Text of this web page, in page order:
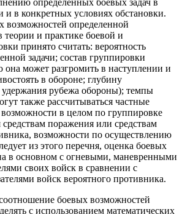
определенных боевых задач в
и в конкретных условиях обстановки.
возможностей определенной
теории и практике боевой и
принято считать: вероятность
задачи; состав группировки
она может разгромить в наступлении и
в обороне; глубину
рубежа обороны); темпы
также рассчитываться частные
возможности в целом по группировке
поражения или средствам
возможности по осуществлению
из этого перечня, оценка боевых
в основном с огневыми, маневренными
своих войск в сравнении с
войск вероятного противника.
боевых возможностей
с использованием математических